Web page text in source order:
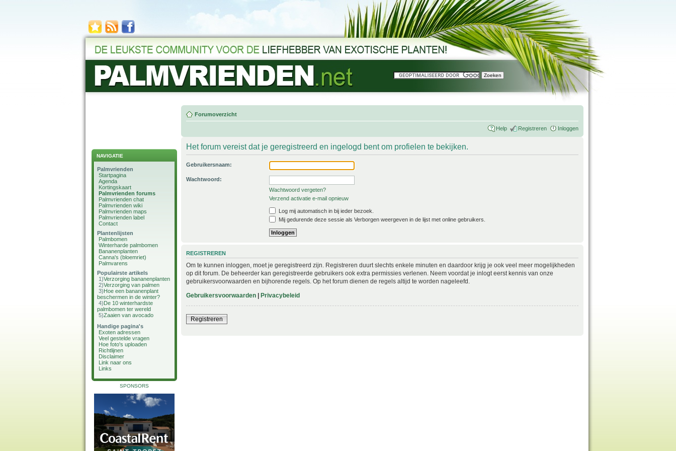
NAVIGATIE
Palmvrienden
Startpagina
Agenda
Kortingskaart
Palmvrienden forums
Palmvrienden chat
Palmvrienden wiki
Palmvrienden maps
Palmvrienden label
Contact
Plantenlijsten
Palmbomen
Winterharde palmbomen
Bananenplanten
Canna's (bloemriet)
Palmvarens
Populairste artikels
1)Verzorging bananenplanten
2)Verzorging van palmen
3)Hoe een bananenplant
beschermen in de winter?
4)De 10 winterhardste
palmbomen ter wereld
5)Zaaien van avocado
Handige pagina's
Exoten adressen
Veel gestelde vragen
Hoe foto's uploaden
Richtlijnen
Disclaimer
Link naar ons
Links
SPONSORS
Forumoverzicht
Help Registreren Inloggen
Het forum vereist dat je geregistreerd en ingelogd bent om profielen te bekijken.
Gebruikersnaam:
Wachtwoord:
Wachtwoord vergeten?
Verzend activatie e-mail opnieuw
Log mij automatisch in bij ieder bezoek.
Mij gedurende deze sessie als Verborgen weergeven in de lijst met online gebruikers.
REGISTREREN
Om te kunnen inloggen, moet je geregistreerd zijn. Registreren duurt slechts enkele minuten en daardoor krijg je ook veel meer mogelijkheden
op dit forum. De beheerder kan geregistreerde gebruikers ook extra permissies verlenen. Neem voordat je inlogt eerst kennis van onze
gebruikersvoorwaarden en bijhorende regels. Op het forum dienen de regels altijd te worden nageleefd.
Gebruikersvoorwaarden | Privacybeleid
Registreren